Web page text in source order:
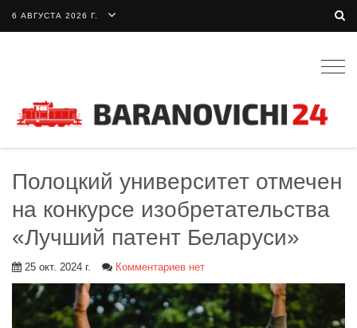
6 АВГУСТА 2026 Г.
Полоцкий университет отмечен
на конкурсе изобретательства
«Лучший патент Беларуси»
25 окт. 2024 г. Комментариев нет